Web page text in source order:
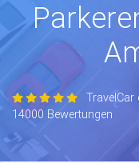
TravelCar
14000 Bewertungen